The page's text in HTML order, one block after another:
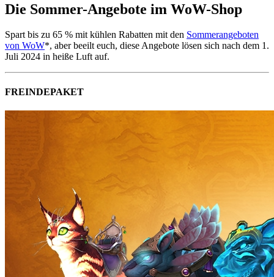
Die Sommer-Angebote im WoW-Shop
Spart bis zu 65 % mit kühlen Rabatten mit den Sommerangeboten
von WoW*, aber beeilt euch, diese Angebote lösen sich nach dem 1.
Juli 2024 in heiße Luft auf.
FREINDEPAKET